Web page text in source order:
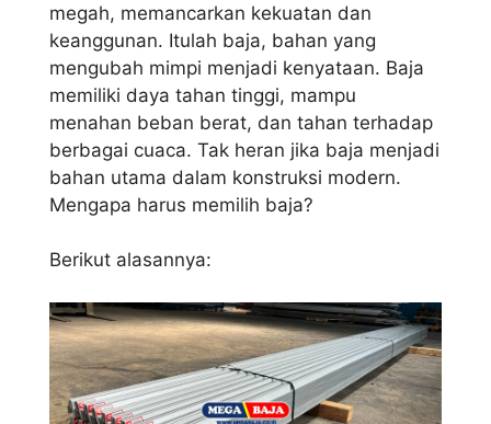
megah, memancarkan kekuatan dan
keanggunan. Itulah baja, bahan yang
mengubah mimpi menjadi kenyataan. Baja
memiliki daya tahan tinggi, mampu
menahan beban berat, dan tahan terhadap
berbagai cuaca. Tak heran jika baja menjadi
bahan utama dalam konstruksi modern.
Mengapa harus memilih baja?
Berikut alasannya: